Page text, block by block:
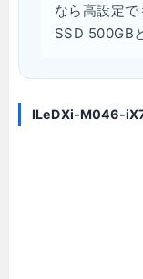
なら高設定で
SSD 500GB
ILeDXi-M046-